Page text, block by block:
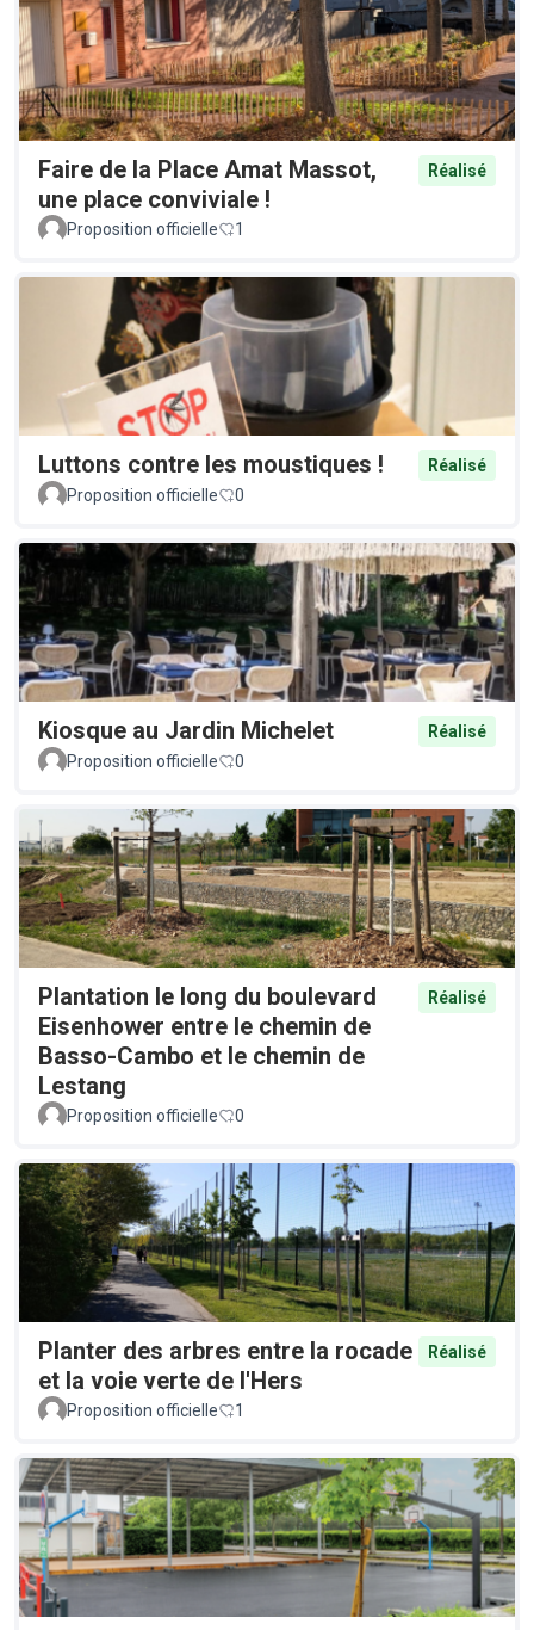
Faire de la Place Amat Massot,
une place conviviale !
Réalisé
Proposition officielle 1
Luttons contre les moustiques !
Réalisé
Proposition officielle
0
Kiosque au Jardin Michelet
Réalisé
Proposition officielle
0
Plantation le long du boulevard
Eisenhower entre le chemin de
Basso-Cambo et le chemin de
Lestang
Réalisé
Proposition officielle 0
Planter des arbres entre la rocade
et la voie verte de l'Hers
Réalisé
Proposition officielle 1